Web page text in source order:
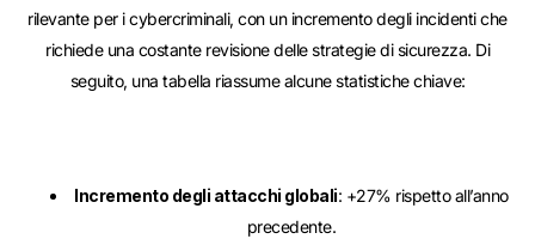
rilevante per i cybercriminali, con un incremento degli incidenti che
richiede una costante revisione delle strategie di sicurezza. Di
seguito, una tabella riassume alcune statistiche chiave:
Incremento degli attacchi globali: +27% rispetto all’anno
precedente.